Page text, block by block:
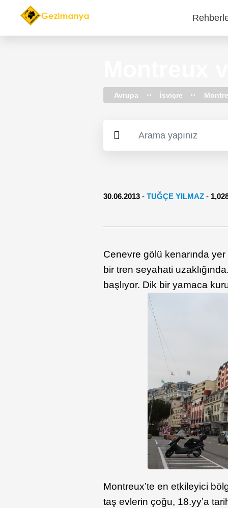
Main
Avrupa İsviçre
30.06.2013 -TUĞÇE YILMAZ -
Cenevre gölü kenarında
bir tren seyahati
başlıyor. Dik bir yamaca
Montreux’te en etkileyici
taş evlerin çoğu, 18.yy’a